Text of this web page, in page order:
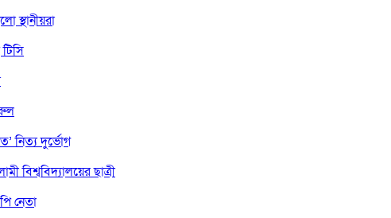
স্থানীয়রা
নিত্য দুর্ভোগ
বিশ্ববিদ্যালয়ের ছাত্রী
নেতা